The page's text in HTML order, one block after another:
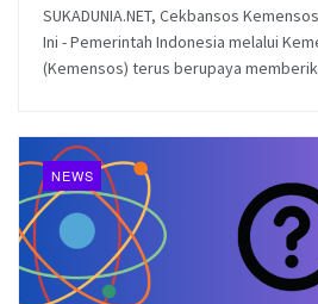
SUKADUNIA.NET, Cekbansos
Ini - Pemerintah Indonesia melalui
(Kemensos) terus berupaya
NEWS